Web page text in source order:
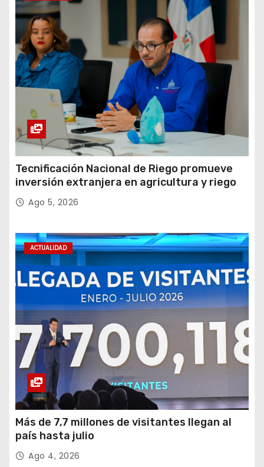
Tecnificación Nacional de Riego promueve
inversión extranjera en agricultura y riego
Ago 5, 2026
ACTUALIDAD
Más de 7,7 millones de visitantes llegan al
país hasta julio
Ago 4, 2026